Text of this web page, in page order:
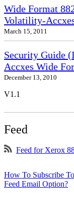
Wide Format
Volatility-
March 15, 2011
Security Guide
Accxes Wide
December 13, 2010
V1.1
Feed
Feed for Xerox
How To Subscribe
Feed Email Option?